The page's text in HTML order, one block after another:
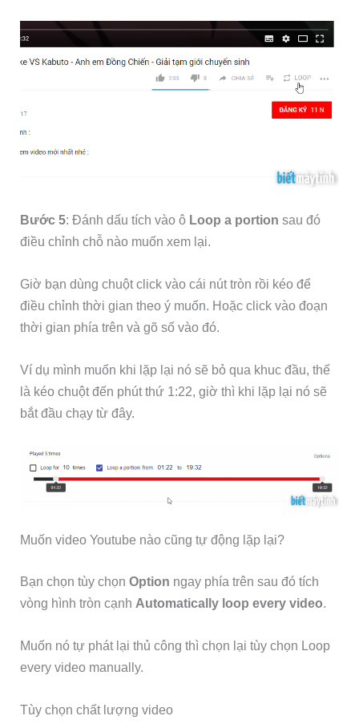
Bước 5: Đánh dấu tích vào ô Loop a portion sau đó
điều chỉnh chỗ nào muốn xem lại.
Giờ bạn dùng chuột click vào cái nút tròn rồi kéo để
điều chỉnh thời gian theo ý muốn. Hoặc click vào đoạn
thời gian phía trên và gõ số vào đó.
Ví dụ mình muốn khi lặp lại nó sẽ bỏ qua khuc đầu, thế
là kéo chuột đến phút thứ 1:22, giờ thì khi lặp lại nó sẽ
bắt đầu chạy từ đây.
Muốn video Youtube nào cũng tự động lặp lại?
Bạn chọn tùy chọnOption ngay phía trên sau đó tích
vòng hình tròn cạnh Automatically loop every video.
Muốn nó tự phát lại thủ công thì chọn lại tùy chọn Loop
every video manually.
Tùy chọn chất lượng video